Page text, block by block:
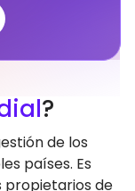
?
de los
países. Es
de